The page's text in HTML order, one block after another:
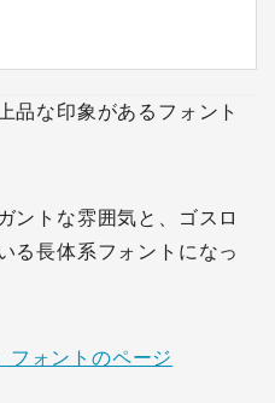
品な印象があるフォント
ントな雰囲気と、ゴスロ
る長体系フォントになっ
フォントのページ